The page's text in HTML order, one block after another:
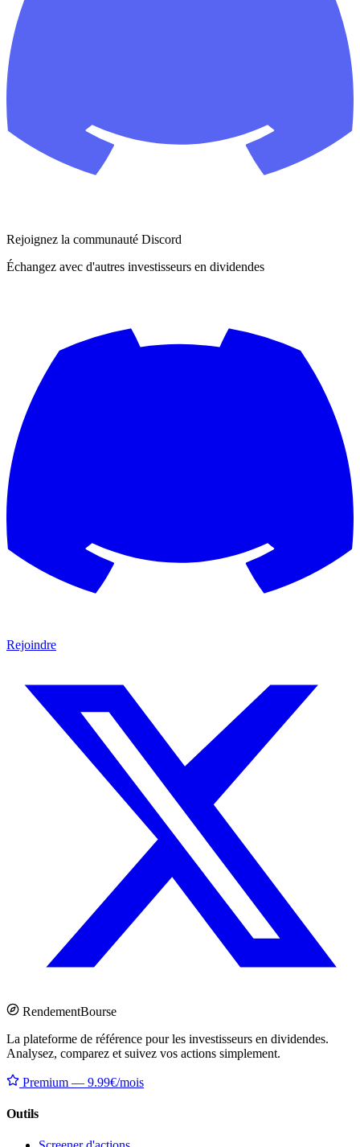
Rejoignez la communauté Discord
Échangez avec d'autres investisseurs en dividendes
Rejoindre
RendementBourse
La plateforme de référence pour les investisseurs en dividendes.
Analysez, comparez et suivez vos actions simplement.
Premium — 9.99€/mois
Outils